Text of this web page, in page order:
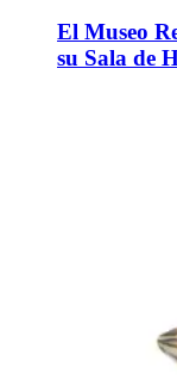
El Museo
su Sala de